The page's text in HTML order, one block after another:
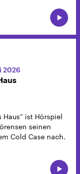
2026
ist Hörspiel
seinen
Cold Case nach.